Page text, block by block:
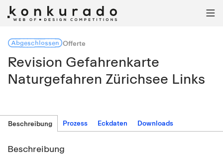

AbgeschlossenOfferte
Revision Gefahrenkarte
Naturgefahren Zürichsee Links
Beschreibung Prozess Eckdaten Downloads
Beschreibung